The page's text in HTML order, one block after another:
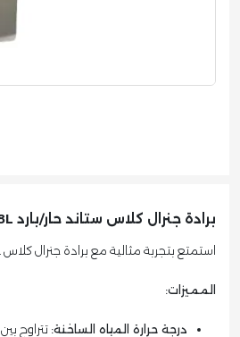
برادة جنرال كلاس ستاند حار/بارد GC-808L
استمتع بتجربة مثالية مع برادة جنرال كلاس GC-808L التي توفر لك المياه الساخنة والباردة بسهولة تامة بفضل تصميمها العصري والكفاءة العالية.
المميزات:
درجة حرارة المياه الساخنة: تتراوح بين 85 و 95 درجة مئوية.